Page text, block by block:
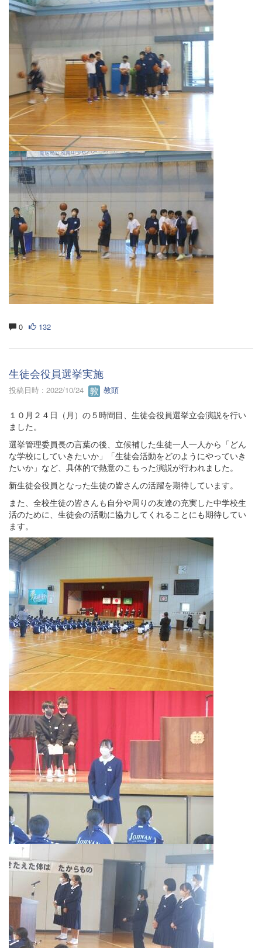
0 132
生徒会役員選挙実施
投稿日時 : 2022/10/24 教頭
１０月２４日（月）の５時間目、生徒会役員選挙立会演説を行い
ました。
選挙管理委員長の言葉の後、立候補した生徒一人一人から「どん
な学校にしていきたいか」「生徒会活動をどのようにやっていき
たいか」など、具体的で熱意のこもった演説が行われました。
新生徒会役員となった生徒の皆さんの活躍を期待しています。
また、全校生徒の皆さんも自分や周りの友達の充実した中学校生
活のために、生徒会の活動に協力してくれることにも期待してい
ます。